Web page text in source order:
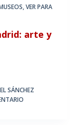
,VER PARA
arte y
SÁNCHEZ